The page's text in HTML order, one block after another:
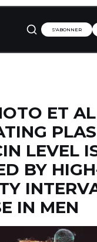
S'ABONNER
ET
LEVEL
BY
IN MEN